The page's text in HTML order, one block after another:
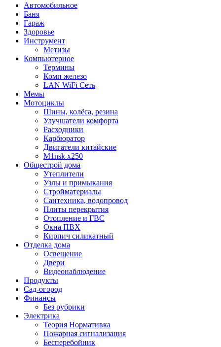
Автомобильное
Баня
Гараж
Здоровье
Инструмент
Метизы
Компьютерное
Термины
Комп железо
LAN WiFi Сеть
Мемы
Мотоциклы
Шины, колёса, резина
Улучшатели комфорта
Расходники
Карбюратор
Двигатели китайские
M1nsk x250
Общестрой дома
Утеплители
Узлы и примыкания
Стройматериалы
Сантехника, водопровод
Плиты перекрытия
Отопление и ГВС
Окна ПВХ
Кирпич силикатный
Отделка дома
Освещение
Двери
Видеонаблюдение
Продукты
Сад-огород
Финансы
Без рубрики
Электрика
Теория Нормативка
Пожарная сигнализация
Бесперебойник